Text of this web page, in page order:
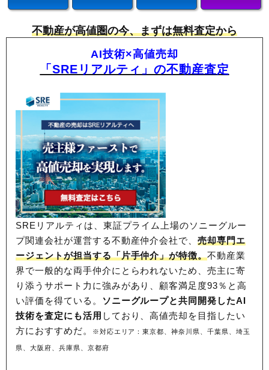
不動産が高値圏の今、まずは無料査定から
AI技術×高値売却
「SREリアルティ」の不動産査定
SREリアルティは、東証プライム上場のソニーグルー
プ関連会社が運営する不動産仲介会社で、売却専門エ
ージェントが担当する「片手仲介」が特徴。不動産業
界で一般的な両手仲介にとらわれないため、売主に寄
り添うサポート力に強みがあり、顧客満足度93％と高
い評価を得ている。 ソニーグループと共同開発したAI
技術を査定にも活用 しており、高値売却を目指したい
方におすすめだ。
※対応エリア：東京都、神奈川県、千葉県、埼玉
県、大阪府、兵庫県、京都府